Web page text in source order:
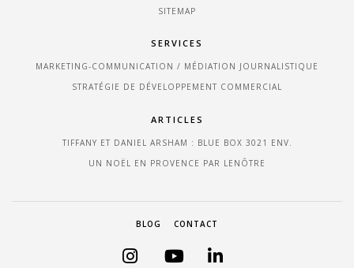
SITEMAP
SERVICES
MARKETING-COMMUNICATION / MÉDIATION JOURNALISTIQUE
STRATÉGIE DE DÉVELOPPEMENT COMMERCIAL
ARTICLES
TIFFANY ET DANIEL ARSHAM : BLUE BOX 3021 ENV.
UN NOËL EN PROVENCE PAR LENÔTRE
BLOG CONTACT